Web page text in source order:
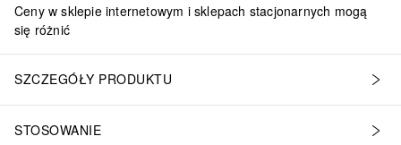
Ceny w sklepie internetowym i sklepach stacjonarnych mogą
się różnić
SZCZEGÓŁY PRODUKTU
STOSOWANIE